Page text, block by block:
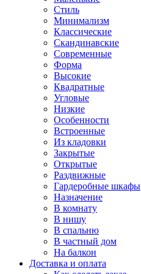
Стиль
Минимализм
Классические
Скандинавские
Современные
Форма
Высокие
Квадратные
Угловые
Низкие
Особенности
Встроенные
Из кладовки
Закрытые
Открытые
Раздвижные
Гардеробные шкафы
Назначение
В комнату
В нишу
В спальню
В частный дом
На балкон
Доставка и оплата